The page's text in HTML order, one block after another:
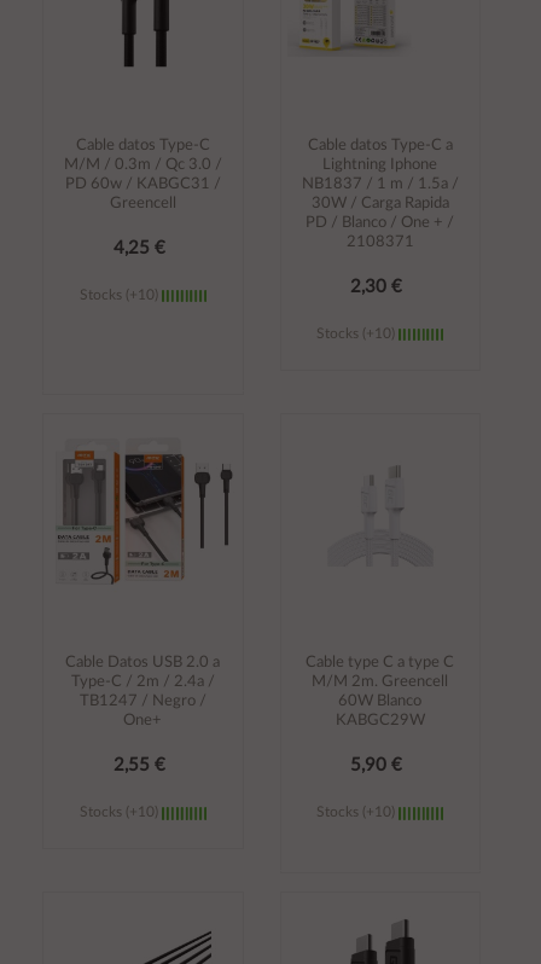
Cable datos Type-C
M/M / 0.3m / Qc 3.0 /
PD 60w / KABGC31 /
Greencell
4,25 €
Stocks (+10)
carrito
Cable datos Type-C a
Lightning Iphone
NB1837 / 1 m / 1.5a /
30W / Carga Rapida
PD / Blanco / One + /
2108371
2,30 €
Stocks (+10)
Cable Datos USB 2.0 a
Type-C / 2m / 2.4a /
TB1247 / Negro /
One+
2,55 €
Stocks (+10)
Cable type C a type C
M/M 2m. Greencell
60W Blanco
KABGC29W
5,90 €
Stocks (+10)
carrito